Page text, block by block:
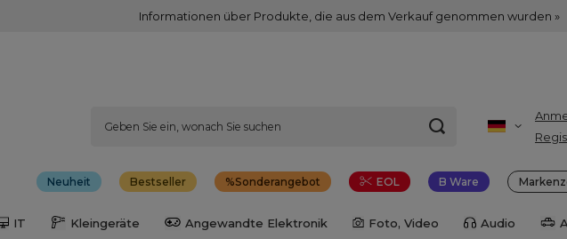
Informationen über Produkte, die aus dem Verkauf genommen wurden »
Neuheit Bestseller Sonderangebot EOL B Ware
IT Kleingeräte Angewandte Elektronik Foto, Video Audio